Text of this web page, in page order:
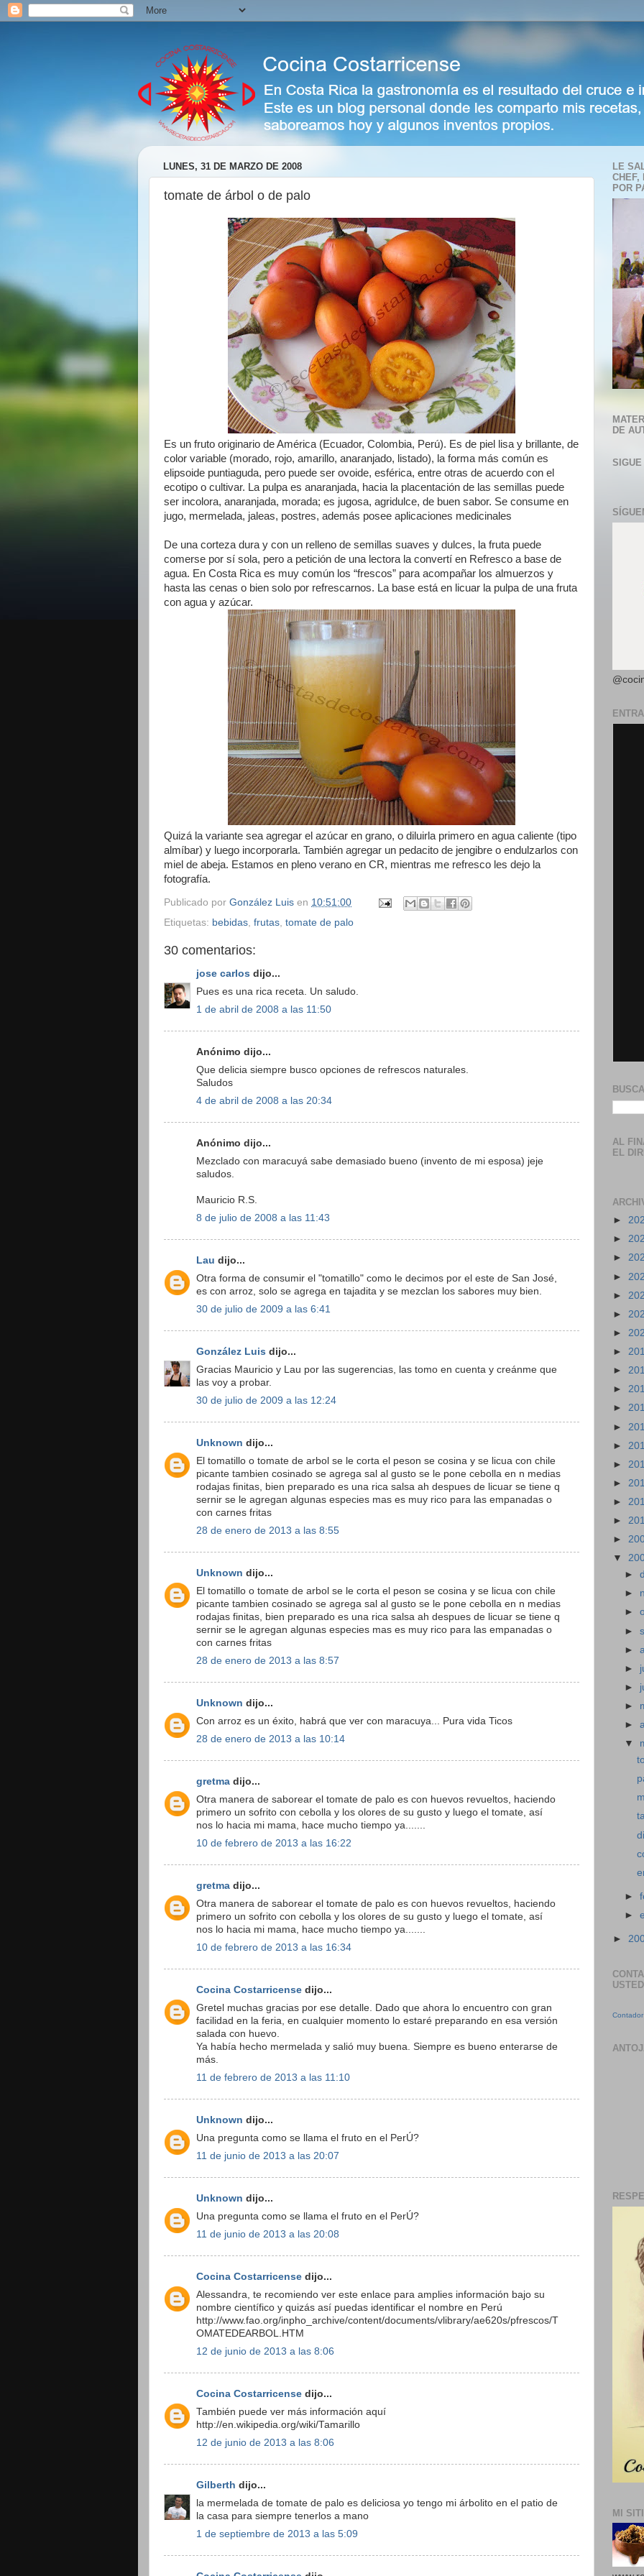
LUNES, 31 DE MARZO DE 2008
tomate de árbol o de palo
Es un fruto originario de América (Ecuador, Colombia, Perú). Es de piel lisa y brillante, de
color variable (morado, rojo, amarillo, anaranjado, listado), la forma más común es
elipsoide puntiaguda, pero puede ser ovoide, esférica, entre otras de acuerdo con el
ecotipo o cultivar. La pulpa es anaranjada, hacia la placentación de las semillas puede
ser incolora, anaranjada, morada; es jugosa, agridulce, de buen sabor. Se consume en
jugo, mermelada, jaleas, postres, además posee aplicaciones medicinales
De una corteza dura y con un relleno de semillas suaves y dulces, la fruta puede
comerse por sí sola, pero a petición de una lectora la convertí en Refresco a base de
agua. En Costa Rica es muy común los “frescos” para acompañar los almuerzos y
hasta las cenas o bien solo por refrescarnos. La base está en licuar la pulpa de una fruta
con agua y azúcar.
Quizá la variante sea agregar el azúcar en grano, o diluirla primero en agua caliente (tipo
almíbar) y luego incorporarla. También agregar un pedacito de jengibre o endulzarlos con
miel de abeja. Estamos en pleno verano en CR, mientras me refresco les dejo la
fotografía.
Publicado por González Luis en 10:51:00
Etiquetas: bebidas frutas tomate de palo
30 comentarios:
jose carlos dijo...
Pues es una rica receta. Un saludo.
1 de abril de 2008 a las 11:50
Anónimo dijo...
Que delicia siempre busco opciones de refrescos naturales.
Saludos
4 de abril de 2008 a las 20:34
Anónimo dijo...
Mezclado con maracuyá sabe demasiado bueno (invento de mi esposa) jeje
saludos.
Mauricio R.S.
8 de julio de 2008 a las 11:43
Lau dijo...
Otra forma de consumir el "tomatillo" como le decimos por el este de San José,
es con arroz, solo se agrega en tajadita y se mezclan los sabores muy bien.
30 de julio de 2009 a las 6:41
González Luis dijo...
Gracias Mauricio y Lau por las sugerencias, las tomo en cuenta y creánme que
las voy a probar.
30 de julio de 2009 a las 12:24
Unknown dijo...
El tomatillo o tomate de arbol se le corta el peson se cosina y se licua con chile
picante tambien cosinado se agrega sal al gusto se le pone cebolla en n medias
rodajas finitas, bien preparado es una rica salsa ah despues de licuar se tiene q
sernir se le agregan algunas especies mas es muy rico para las empanadas o
con carnes fritas
28 de enero de 2013 a las 8:55
Unknown dijo...
El tomatillo o tomate de arbol se le corta el peson se cosina y se licua con chile
picante tambien cosinado se agrega sal al gusto se le pone cebolla en n medias
rodajas finitas, bien preparado es una rica salsa ah despues de licuar se tiene q
sernir se le agregan algunas especies mas es muy rico para las empanadas o
con carnes fritas
28 de enero de 2013 a las 8:57
Unknown dijo...
Con arroz es un éxito, habrá que ver con maracuya... Pura vida Ticos
28 de enero de 2013 a las 10:14
gretma dijo...
Otra manera de saborear el tomate de palo es con huevos revueltos, haciendo
primero un sofrito con cebolla y los olores de su gusto y luego el tomate, así
nos lo hacia mi mama, hace mucho tiempo ya.......
10 de febrero de 2013 a las 16:22
gretma dijo...
Otra manera de saborear el tomate de palo es con huevos revueltos, haciendo
primero un sofrito con cebolla y los olores de su gusto y luego el tomate, así
nos lo hacia mi mama, hace mucho tiempo ya.......
10 de febrero de 2013 a las 16:34
Cocina Costarricense dijo...
Gretel muchas gracias por ese detalle. Dado que ahora lo encuentro con gran
facilidad en la feria, en cualquier momento lo estaré preparando en esa versión
salada con huevo.
Ya había hecho mermelada y salió muy buena. Siempre es bueno enterarse de
más.
11 de febrero de 2013 a las 11:10
Unknown dijo...
Una pregunta como se llama el fruto en el PerÚ?
11 de junio de 2013 a las 20:07
Unknown dijo...
Una pregunta como se llama el fruto en el PerÚ?
11 de junio de 2013 a las 20:08
Cocina Costarricense dijo...
Alessandra, te recomiendo ver este enlace para amplies información bajo su
nombre científico y quizás así puedas identificar el nombre en Perú
http://www.fao.org/inpho_archive/content/documents/vlibrary/ae620s/pfrescos/T
OMATEDEARBOL.HTM
12 de junio de 2013 a las 8:06
Cocina Costarricense dijo...
También puede ver más información aquí
http://en.wikipedia.org/wiki/Tamarillo
12 de junio de 2013 a las 8:06
Gilberth dijo...
la mermelada de tomate de palo es deliciosa yo tengo mi árbolito en el patio de
la casa para siempre tenerlos a mano
1 de septiembre de 2013 a las 5:09
LE
CHEF,
POR
DE
AL
EL
►
►
►
►
►
►
►
►
►
►
►
►
►
►
►
►
►
►
▼
►
►
►
►
►
►
►
►
►
▼
►
►
►
MI